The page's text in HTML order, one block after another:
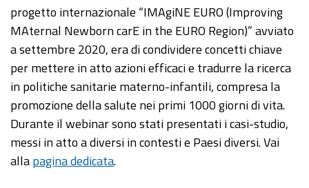
progetto internazionale “IMAgiNE EURO (Improving
MAternal Newborn carE in the EURO Region)” avviato
a settembre 2020, era di condividere concetti chiave
per mettere in atto azioni efficaci e tradurre la ricerca
in politiche sanitarie materno-infantili, compresa la
promozione della salute nei primi 1000 giorni di vita.
Durante il webinar sono stati presentati i casi-studio,
messi in atto a diversi in contesti e Paesi diversi. Vai
allapagina dedicata.